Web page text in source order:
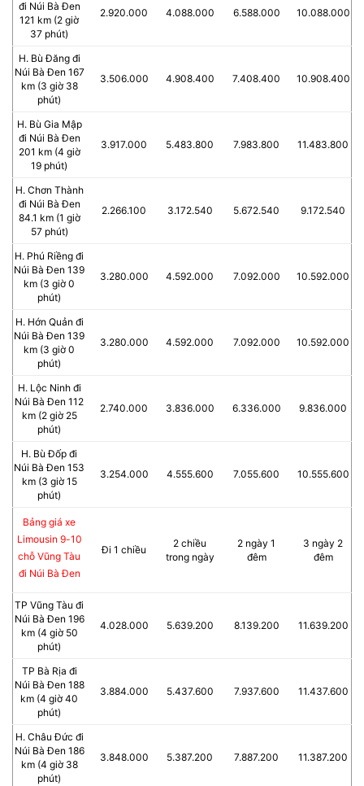
đi Núi Bà Đen
121 km (2 giờ
37 phút)
2.920.000 4.088.000 6.588.000 10.088.000
H. Bù Đăng đi
Núi Bà Đen 167
km (3 giờ 38
phút)
3.506.000 4.908.400 7.408.400 10.908.400
H. Bù Gia Mập
đi Núi Bà Đen
201 km (4 giờ
19 phút)
3.917.000 5.483.800 7.983.800 11.483.800
H. Chơn Thành
đi Núi Bà Đen
84.1 km (1 giờ
57 phút)
2.266.100 3.172.540 5.672.540 9.172.540
H. Phú Riềng đi
Núi Bà Đen 139
km (3 giờ 0
phút)
3.280.000 4.592.000 7.092.000 10.592.000
H. Hớn Quản đi
Núi Bà Đen 139
km (3 giờ 0
phút)
3.280.000 4.592.000 7.092.000 10.592.000
H. Lộc Ninh đi
Núi Bà Đen 112
km (2 giờ 25
phút)
2.740.000 3.836.000 6.336.000 9.836.000
H. Bù Đốp đi
Núi Bà Đen 153
km (3 giờ 15
phút)
3.254.000 4.555.600 7.055.600 10.555.600
Bảng giá xe
Limousin 9-10
chỗ Vũng Tàu
đi Núi Bà Đen
Đi 1 chiều
2 chiều
trong ngày
2 ngày 1
đêm
3 ngày 2
đêm
TP Vũng Tàu đi
Núi Bà Đen 196
km (4 giờ 50
phút)
4.028.000 5.639.200 8.139.200 11.639.200
TP Bà Rịa đi
Núi Bà Đen 188
km (4 giờ 40
phút)
3.884.000 5.437.600 7.937.600 11.437.600
H. Châu Đức đi
Núi Bà Đen 186
km (4 giờ 38
phút)
3.848.000 5.387.200 7.887.200 11.387.200